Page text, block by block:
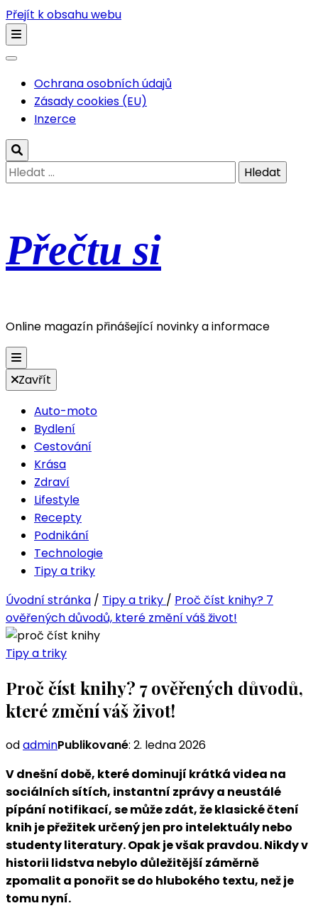
Přejít k obsahu webu
Ochrana osobních údajů
Zásady cookies (EU)
Inzerce
Vyhledávání
Přečtu si
Online magazín přinášející novinky a informace
Zavřít
Auto-moto
Bydlení
Cestování
Krása
Zdraví
Lifestyle
Recepty
Podnikání
Technologie
Tipy a triky
Úvodní stránka / Tipy a triky / Proč číst knihy? 7
ověřených důvodů, které změní váš život!
Tipy a triky
Proč číst knihy? 7 ověřených důvodů,
které změní váš život!
odadminPublikované: 2. ledna 2026
V dnešní době, které dominují krátká videa na
sociálních sítích, instantní zprávy a neustálé
pípání notifikací, se může zdát, že klasické čtení
knih je přežitek určený jen pro intelektuály nebo
studenty literatury. Opak je však pravdou. Nikdy v
historii lidstva nebylo důležitější záměrně
zpomalit a ponořit se do hlubokého textu, než je
tomu nyní.